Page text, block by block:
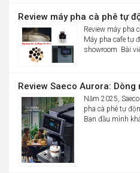
Review máy pha
Máy pha cafe tự
showroom Bài
Năm 2025,
pha cà phê tự
Ban đầu mình